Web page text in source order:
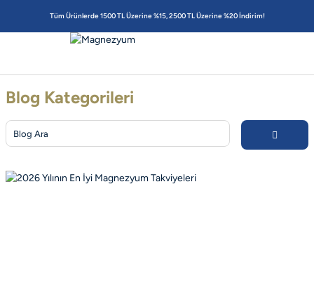
Tüm Ürünlerde 1500 TL Üzerine %15, 2500 TL Üzerine %20 İndirim!
Blog Kategorileri